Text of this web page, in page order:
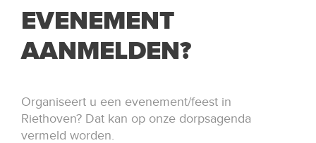
EVENEMENT
AANMELDEN?
Organiseert u een evenement/feest in
Riethoven? Dat kan op onze dorpsagenda
vermeld worden.